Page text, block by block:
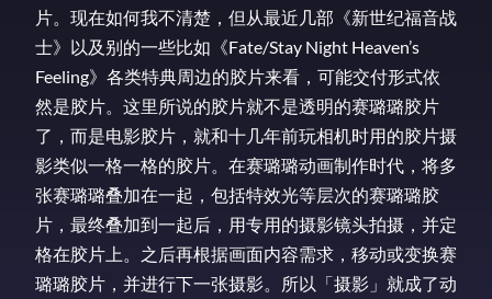
片。现在如何我不清楚，但从最近几部《新世纪福音战
士》以及别的一些比如《Fate/Stay Night Heaven’s
Feeling》各类特典周边的胶片来看，可能交付形式依
然是胶片。这里所说的胶片就不是透明的赛璐璐胶片
了，而是电影胶片，就和十几年前玩相机时用的胶片摄
影类似一格一格的胶片。在赛璐璐动画制作时代，将多
张赛璐璐叠加在一起，包括特效光等层次的赛璐璐胶
片，最终叠加到一起后，用专用的摄影镜头拍摄，并定
格在胶片上。之后再根据画面内容需求，移动或变换赛
璐璐胶片，并进行下一张摄影。所以「摄影」就成了动